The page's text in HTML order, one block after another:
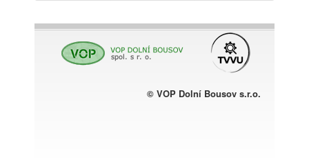
© VOP Dolní Bousov s.r.o.